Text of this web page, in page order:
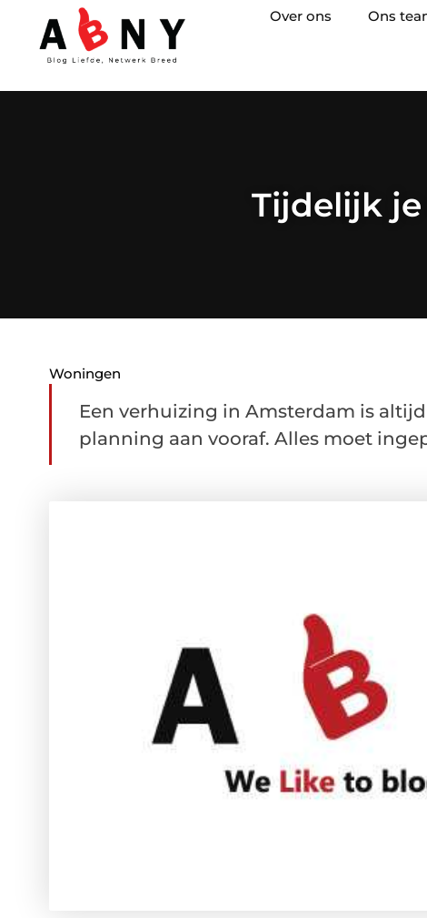
Over ons Ons
Tijdelijk
Woningen
Een verhuizing in Amsterdam is
planning aan vooraf. Alles moet